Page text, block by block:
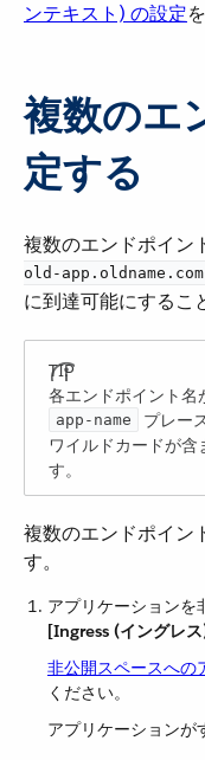
ンテキスト) の設定
複数のエ
定する
複数のエンドポイン
old-app.oldname.com
に到達可能にするこ
各エンドポイント名
app-name
プレー
ワイルドカードが含
す。
複数のエンドポイン
す。
アプリケーションを
[Ingress (イングレ
非公開スペースへの
ください。
アプリケーションが